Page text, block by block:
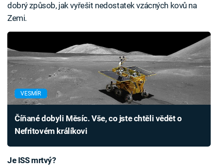
dobrý způsob, jak vyřešit nedostatek vzácných kovů na
Zemi.
VESMÍR
Číňané dobyli Měsíc. Vše, co jste chtěli vědět o
Nefritovém králíkovi
Je ISS mrtvý?